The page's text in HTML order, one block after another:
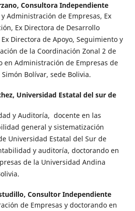
Consultora Independiente
Administración de Empresas, Ex
Ex Directora de Desarrollo
Directora de Apoyo, Seguimiento y
de la Coordinación Zonal 2 de
en Administración de Empresas de
Bolívar, sede Bolivia.
Universidad Estatal del sur de
y Auditoría, docente en las
general y sistematización
Universidad Estatal del Sur de
y auditoría, doctorando en
de la Universidad Andina
Consultor Independiente
de Empresas y doctorando en